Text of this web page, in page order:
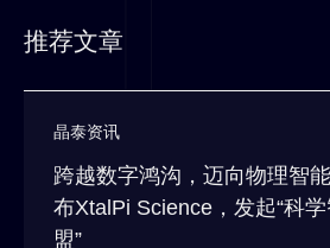
推荐文章
晶泰资讯
跨越数字鸿沟，迈向物理智
布XtalPi Science，发起“科
盟”